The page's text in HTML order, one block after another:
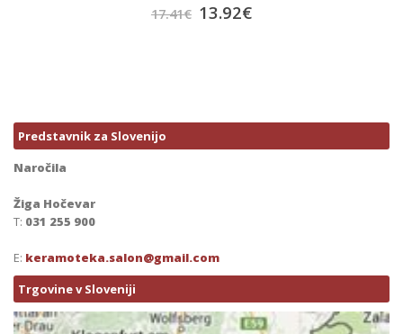
17.41€ 13.92€
Predstavnik za Slovenijo
Naročila
Žiga Hočevar
T: 031 255 900
E: keramoteka.salon@gmail.com
Trgovine v Sloveniji